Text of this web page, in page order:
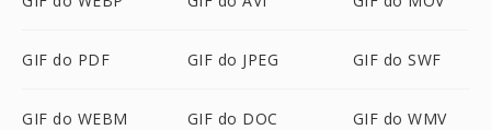
GIF do PDF GIF do JPEG GIF do SWF
GIF do WEBM GIF do DOC GIF do WMV